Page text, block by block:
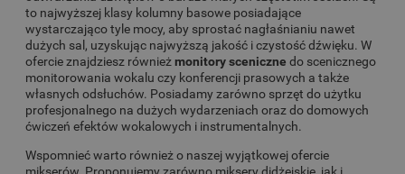
to najwyższej klasy kolumny basowe posiadające
wystarczająco tyle mocy, aby sprostać nagłaśnianiu nawet
dużych sal, uzyskując najwyższą jakość i czystość dźwięku. W
ofercie znajdziesz równieżmonitory sceniczne do scenicznego
monitorowania wokalu czy konferencji prasowych a także
własnych odsłuchów. Posiadamy zarówno sprzęt do użytku
profesjonalnego na dużych wydarzeniach oraz do domowych
ćwiczeń efektów wokalowych i instrumentalnych.
Wspomnieć warto również o naszej wyjątkowej ofercie